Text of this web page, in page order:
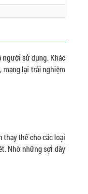
người sử dụng. Khác
mang lại trải nghiệm
thay thế cho các loại
Nhờ những sợi dây